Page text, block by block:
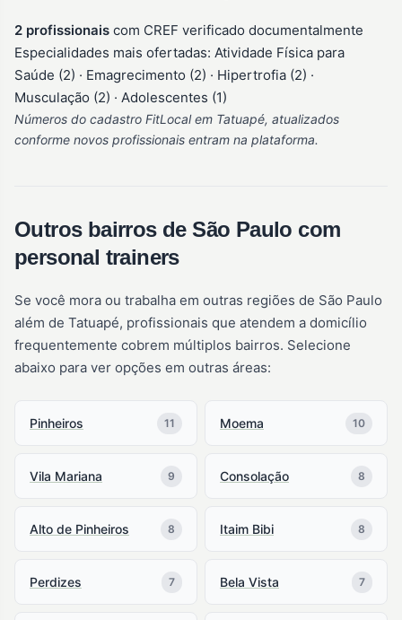
2 profissionais com CREF verificado documentalmente
Especialidades mais ofertadas: Atividade Física para
Saúde (2) · Emagrecimento (2) · Hipertrofia (2) ·
Musculação (2) · Adolescentes (1)
Números do cadastro FitLocal em Tatuapé, atualizados
conforme novos profissionais entram na plataforma.
Outros bairros de São Paulo com
personal trainers
Se você mora ou trabalha em outras regiões de São Paulo
além de Tatuapé, profissionais que atendem a domicílio
frequentemente cobrem múltiplos bairros. Selecione
abaixo para ver opções em outras áreas:
Pinheiros 11 Moema 10
Vila Mariana 9 Consolação 8
Alto de Pinheiros 8 Itaim Bibi 8
Perdizes 7 Bela Vista 7